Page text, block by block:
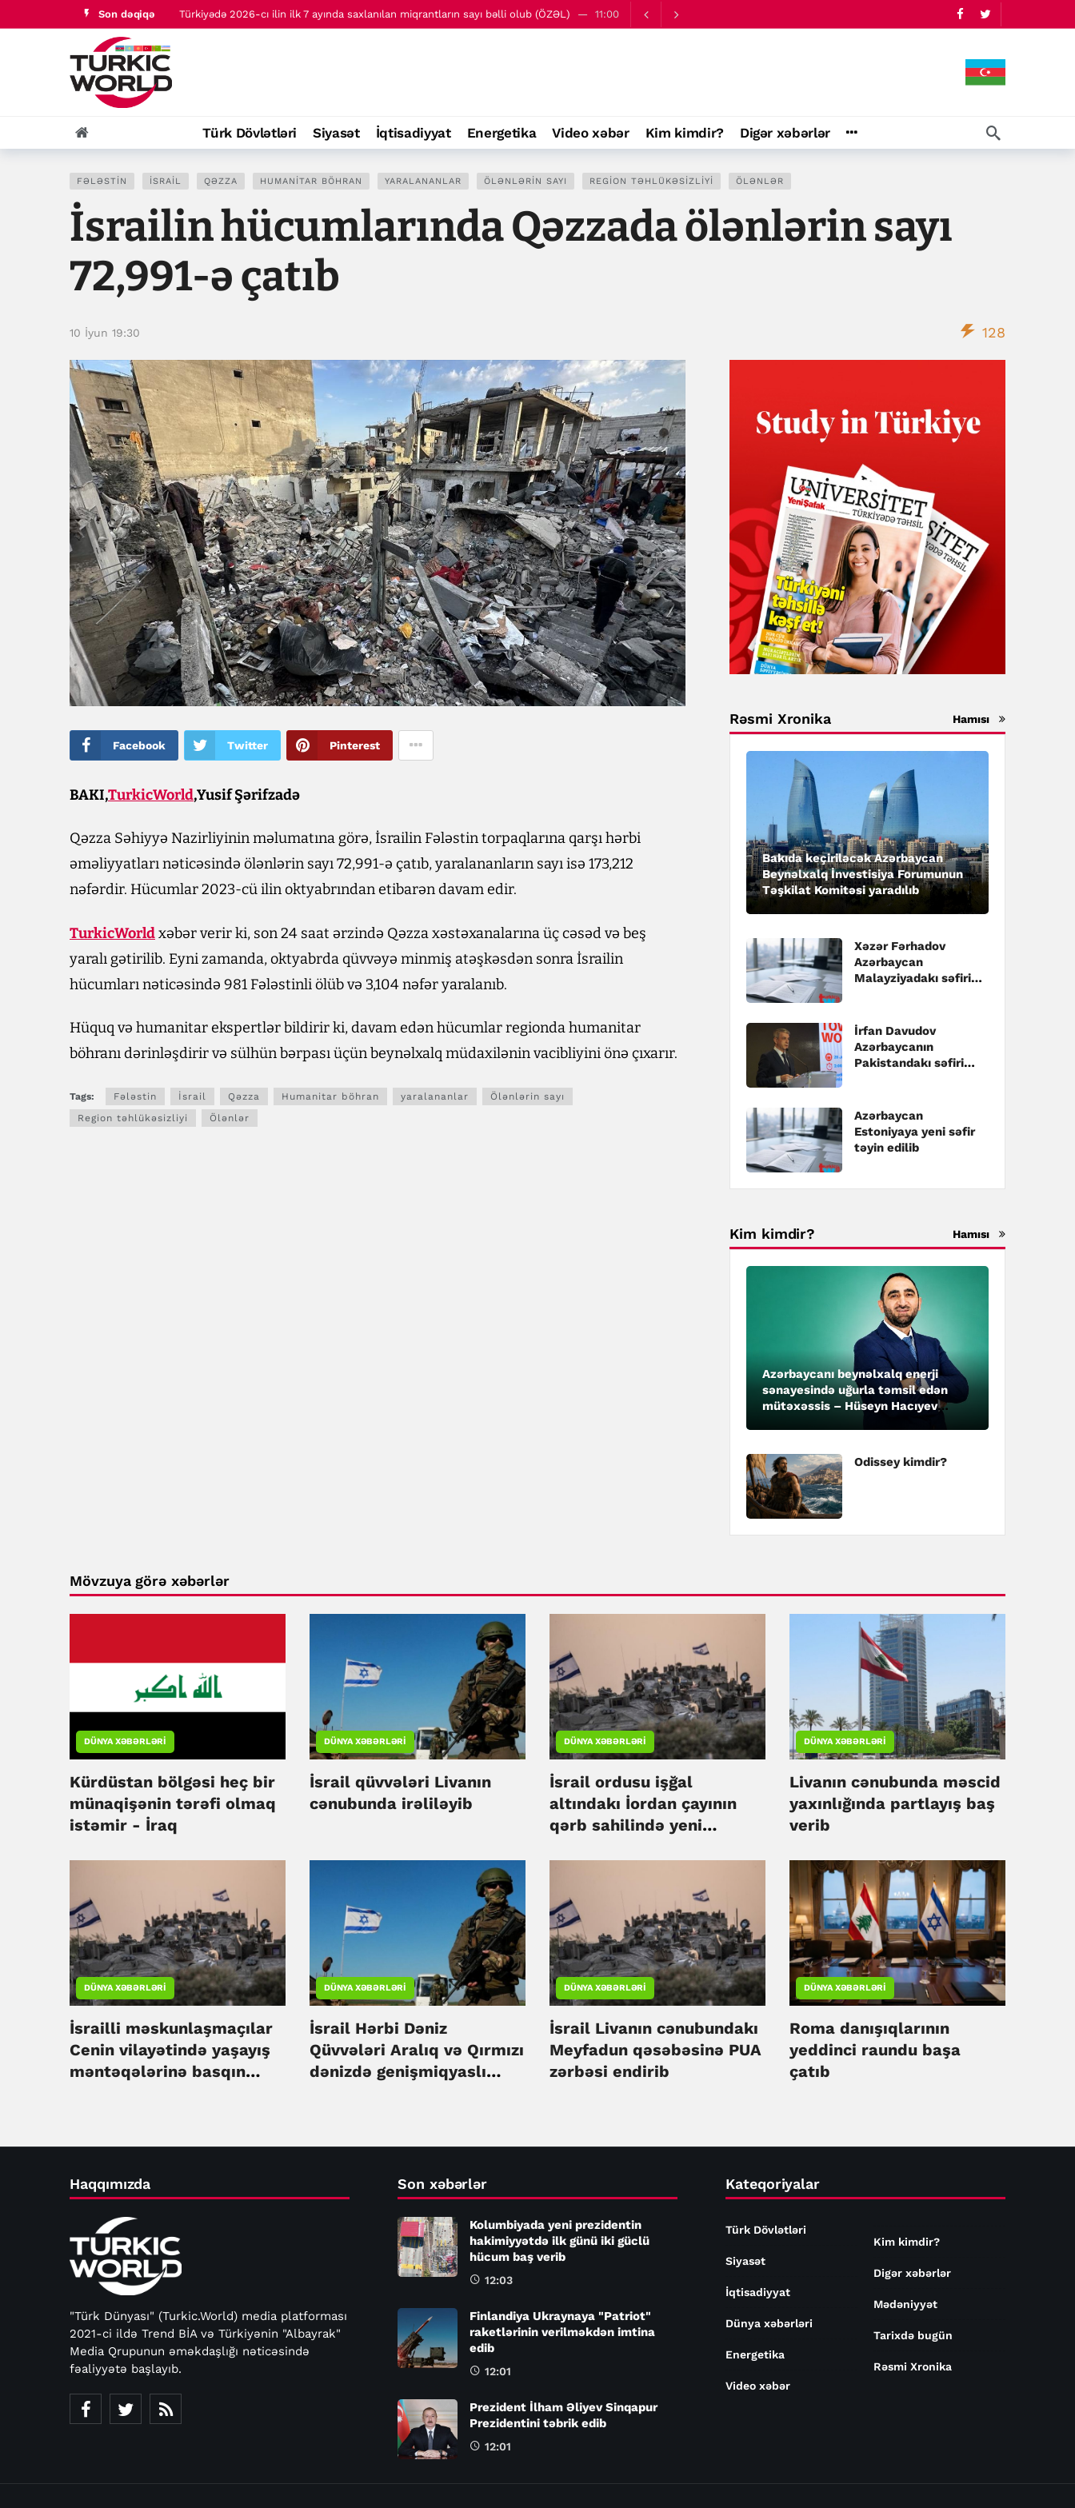
Son dəqiqə Türkiyədə 2026-cı ilin ilk 7 ayında saxlanılan miqrantların sayı bəlli olub (ÖZƏL) 11:00
Türk Dövlətləri Siyasət İqtisadiyyat Energetika Video xəbər Kim kimdir? Digər xəbərlər
FƏLƏSTIN İSRAIL QƏZZA HUMANITAR BÖHRAN YARALANANLAR ÖLƏNLƏRIN SAYI REGION TƏHLÜKƏSIZLIYI ÖLƏNLƏR
İsrailin hücumlarında Qəzzada ölənlərin sayı
72,991-ə çatıb
10 İyun 19:30 128
Facebook Twitter Pinterest
BAKI,TurkicWorld,Yusif Şərifzadə
Qəzza Səhiyyə Nazirliyinin məlumatına görə, İsrailin Fələstin torpaqlarına qarşı hərbi
əməliyyatları nəticəsində ölənlərin sayı 72,991-ə çatıb, yaralananların sayı isə 173,212
nəfərdir. Hücumlar 2023-cü ilin oktyabrından etibarən davam edir.
TurkicWorldxəbər verir ki, son 24 saat ərzində Qəzza xəstəxanalarına üç cəsəd və beş
yaralı gətirilib. Eyni zamanda, oktyabrda qüvvəyə minmiş atəşkəsdən sonra İsrailin
hücumları nəticəsində 981 Fələstinli ölüb və 3,104 nəfər yaralanıb.
Hüquq və humanitar ekspertlər bildirir ki, davam edən hücumlar regionda humanitar
böhranı dərinləşdirir və sülhün bərpası üçün beynəlxalq müdaxilənin vacibliyini önə çıxarır.
Tags: Fələstin İsrail Qəzza Humanitar böhran yaralananlar
Ölənlərin sayı
Region təhlükəsizliyi
Ölənlər
Rəsmi Xronika Hamısı
Bakıda keçiriləcək Azərbaycan
Beynəlxalq İnvestisiya Forumunun
Təşkilat Komitəsi yaradılıb
Xəzər Fərhadov
Azərbaycan
Malayziyadakı səfiri
İrfan Davudov
Azərbaycanın
Pakistandakı səfiri
Azərbaycan
Estoniyaya yeni səfir
təyin edilib
Kim kimdir? Hamısı
Azərbaycanı beynəlxalq enerji
sənayesində uğurla təmsil edən
mütəxəssis – Hüseyn Hacıyev
Odissey kimdir?
Mövzuya görə xəbərlər
DÜNYA XƏBƏRLƏRI
Kürdüstan bölgəsi heç bir
münaqişənin tərəfi olmaq
istəmir - İraq
DÜNYA XƏBƏRLƏRI
İsrail qüvvələri Livanın
cənubunda irəliləyib
DÜNYA XƏBƏRLƏRI
İsrail ordusu işğal
altındakı İordan çayının
qərb sahilində yeni
DÜNYA XƏBƏRLƏRI
Livanın cənubunda məscid
yaxınlığında partlayış baş
verib
DÜNYA XƏBƏRLƏRI
İsrailli məskunlaşmaçılar
Cenin vilayətində yaşayış
məntəqələrinə basqın
DÜNYA XƏBƏRLƏRI
İsrail Hərbi Dəniz
Qüvvələri Aralıq və Qırmızı
dənizdə genişmiqyaslı
DÜNYA XƏBƏRLƏRI
İsrail Livanın cənubundakı
Meyfadun qəsəbəsinə PUA
zərbəsi endirib
DÜNYA XƏBƏRLƏRI
Roma danışıqlarının
yeddinci raundu başa
çatıb
Haqqımızda
"Türk Dünyası" (Turkic.World) media platforması
2021-ci ildə Trend BİA və Türkiyənin "Albayrak"
Media Qrupunun əməkdaşlığı nəticəsində
fəaliyyətə başlayıb.
Son xəbərlər
Kolumbiyada yeni prezidentin
hakimiyyətdə ilk günü iki güclü
hücum baş verib
12:03
Finlandiya Ukraynaya "Patriot"
raketlərinin verilməkdən imtina
edib
12:01
Prezident İlham Əliyev Sinqapur
Prezidentini təbrik edib
12:01
Kateqoriyalar
Türk Dövlətləri
Siyasət
İqtisadiyyat
Dünya xəbərləri
Energetika
Video xəbər
Kim kimdir?
Digər xəbərlər
Mədəniyyət
Tarixdə bugün
Rəsmi Xronika